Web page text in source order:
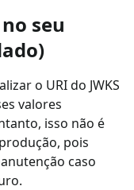
seu
o URI do JWKS
valores
isso não é
pois
caso